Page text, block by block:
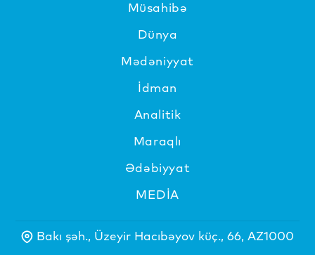
Müsahibə
Dünya
Mədəniyyat
İdman
Analitik
Maraqlı
Ədəbiyyat
MEDİA
Bakı şəh., Üzeyir Hacıbəyov küç., 66, AZ1000